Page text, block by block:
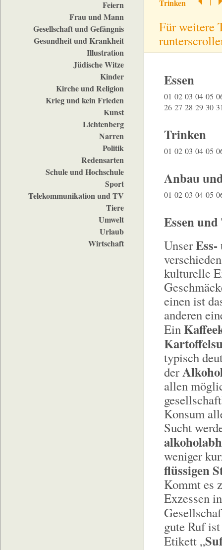
Feiern
Frau und Mann
Gesellschaft und Gefängnis
Gesundheit und Krankheit
Illustration
Jüdische Witze
Kinder
Kirche und Religion
Krieg und kein Frieden
Kunst
Lichtenberg
Narren
Politik
Redensarten
Schule und Hochschule
Sport
Telekommunikation und TV
Tiere
Umwelt
Urlaub
Wirtschaft
Trinken
Für weitere
Essen
01 02 03 04 05
26 27 28 29 30
Trinken
01 02 03 04 05
Anbau
01 02 03 04 05
Essen
Unser
kulturelle
einen ist
anderen
Ein
typisch
der
allen
Konsum
Sucht
weniger
flüssigen
Kommt es
Exzessen
gute Ruf
Etikett „